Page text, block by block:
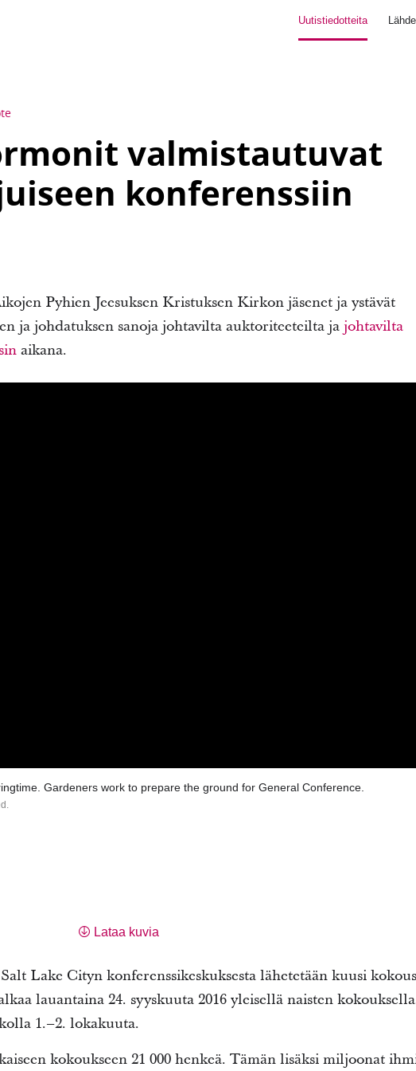
Uutistiedotteita
valmistautuvat
konferenssiin
Pyhien Jeesuksen Kristuksen Kirkon jäsenet ja ystävät
ja johdatuksen sanoja johtavilta auktoriteeteilta ja johtavilta
aikana.
Gardeners work to prepare the ground for General Conference.
Lataa kuvia
Lake Cityn konferenssikeskuksesta lähetetään kuusi
lauantaina 24. syyskuuta 2016 yleisellä naisten
1.–2. lokakuuta.
kokoukseen 21 000 henkeä. Tämän lisäksi miljoonat